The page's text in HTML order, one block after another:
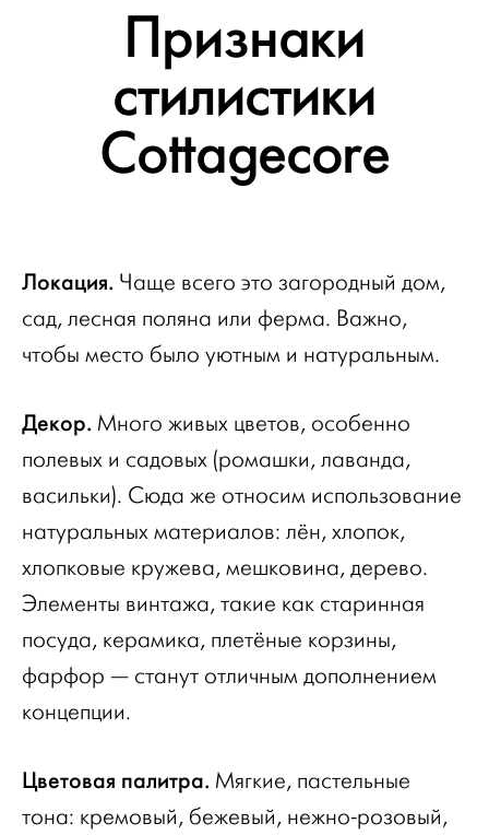
Признаки
стилистики
Cottagecore
Локация. Чаще всего это загородный дом,
сад, лесная поляна или ферма. Важно,
чтобы место было уютным и натуральным.
Декор. Много живых цветов, особенно
полевых и садовых (ромашки, лаванда,
васильки). Сюда же относим использование
натуральных материалов: лён, хлопок,
хлопковые кружева, мешковина, дерево.
Элементы винтажа, такие как старинная
посуда, керамика, плетёные корзины,
фарфор — станут отличным дополнением
концепции.
Цветовая палитра. Мягкие, пастельные
тона: кремовый, бежевый, нежно-розовый,